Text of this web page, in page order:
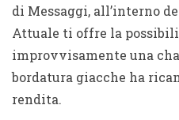
di Messaggi, all’interno
Attuale ti offre la
improvvisamente una
bordatura giacche ha
rendita.